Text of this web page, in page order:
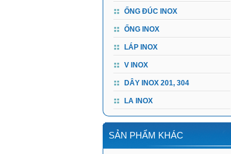
ỐNG ĐÚC INOX
ỐNG INOX
LÁP INOX
V INOX
DÂY INOX 201, 304
LA INOX
SẢN PHẨM KHÁC